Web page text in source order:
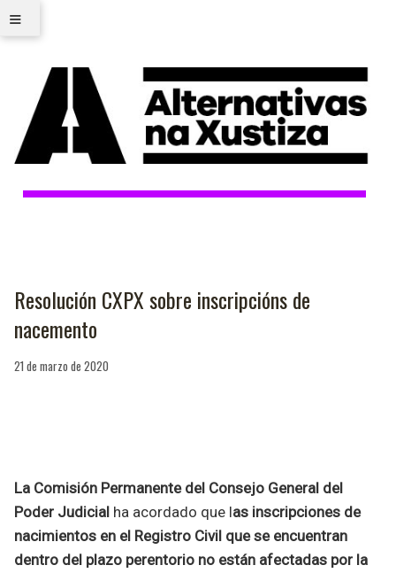
≡
Resolución CXPX sobre inscripcións de
nacemento
21 de marzo de 2020
La Comisión Permanente del Consejo General del
Poder Judicial ha acordado que las inscripciones de
nacimientos en el Registro Civil que se encuentran
dentro del plazo perentorio no están afectadas por la